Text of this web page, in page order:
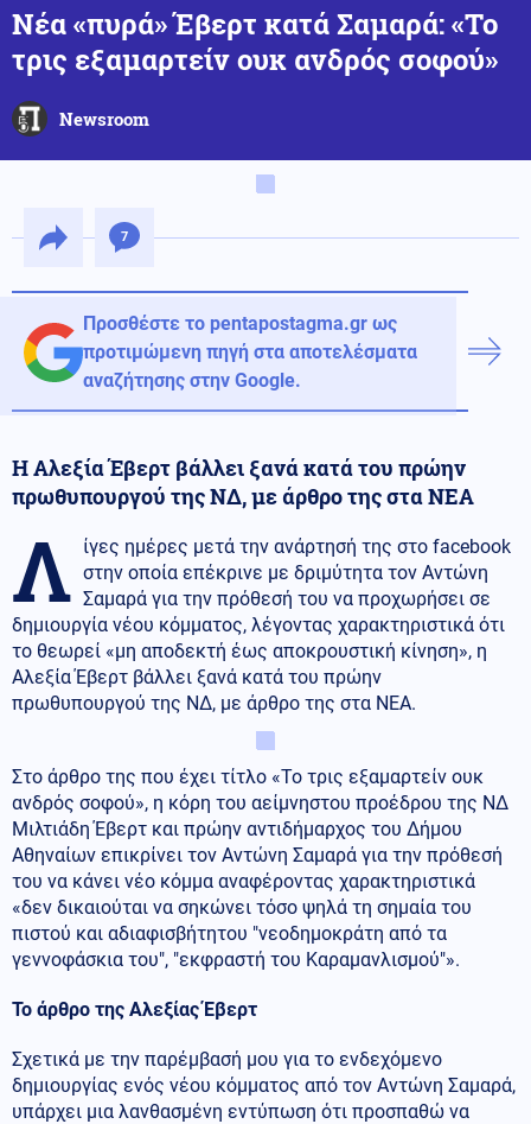
Νέα «πυρά» Έβερτ κατά Σαμαρά: «Το
τρις εξαμαρτείν ουκ ανδρός σοφού»
Newsroom
7
Προσθέστε το pentapostagma.gr ως
προτιμώμενη πηγή στα αποτελέσματα
αναζήτησης στην Google.
Η Αλεξία Έβερτ βάλλει ξανά κατά του πρώην
πρωθυπουργού της ΝΔ, με άρθρο της στα ΝΕΑ
Λ ίγες ημέρες μετά την ανάρτησή της στο facebook
στην οποία επέκρινε με δριμύτητα τον Αντώνη
Σαμαρά για την πρόθεσή του να προχωρήσει σε
δημιουργία νέου κόμματος, λέγοντας χαρακτηριστικά ότι
το θεωρεί «μη αποδεκτή έως αποκρουστική κίνηση», η
Αλεξία Έβερτ βάλλει ξανά κατά του πρώην
πρωθυπουργού της ΝΔ, με άρθρο της στα ΝΕΑ.
Στο άρθρο της που έχει τίτλο «Το τρις εξαμαρτείν ουκ
ανδρός σοφού», η κόρη του αείμνηστου προέδρου της ΝΔ
Μιλτιάδη Έβερτ και πρώην αντιδήμαρχος του Δήμου
Αθηναίων επικρίνει τον Αντώνη Σαμαρά για την πρόθεσή
του να κάνει νέο κόμμα αναφέροντας χαρακτηριστικά
«δεν δικαιούται να σηκώνει τόσο ψηλά τη σημαία του
πιστού και αδιαφισβήτητου "νεοδημοκράτη από τα
γεννοφάσκια του", "εκφραστή του Καραμανλισμού" ».
Το άρθρο της Αλεξίας Έβερτ
Σχετικά με την παρέμβασή μου για το ενδεχόμενο
δημιουργίας ενός νέου κόμματος από τον Αντώνη Σαμαρά,
υπάρχει μια λανθασμένη εντύπωση ότι προσπαθώ να